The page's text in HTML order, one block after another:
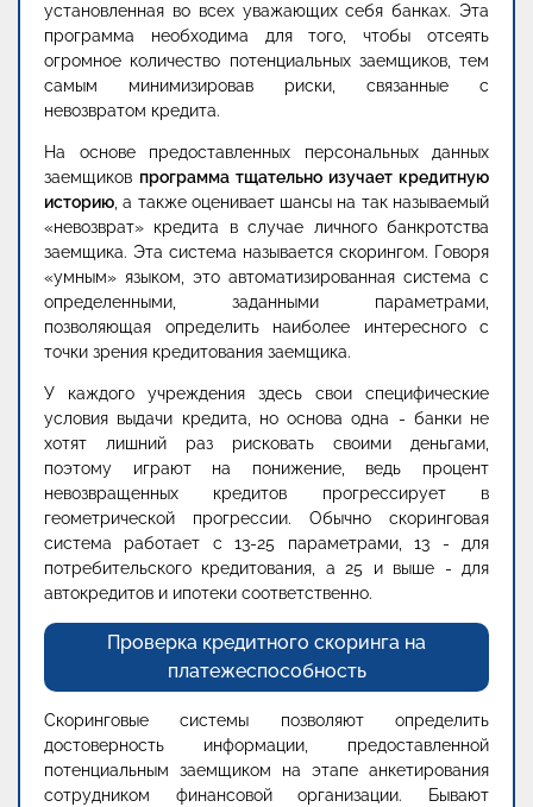
установленная во всех уважающих себя банках. Эта
программа необходима для того, чтобы отсеять
огромное количество потенциальных заемщиков, тем
самым минимизировав риски, связанные с
невозвратом кредита.
На основе предоставленных персональных данных
заемщиков программа тщательно изучает кредитную
историю, а также оценивает шансы на так называемый
«невозврат» кредита в случае личного банкротства
заемщика. Эта система называется скорингом. Говоря
«умным» языком, это автоматизированная система с
определенными, заданными параметрами,
позволяющая определить наиболее интересного с
точки зрения кредитования заемщика.
У каждого учреждения здесь свои специфические
условия выдачи кредита, но основа одна - банки не
хотят лишний раз рисковать своими деньгами,
поэтому играют на понижение, ведь процент
невозвращенных кредитов прогрессирует в
геометрической прогрессии. Обычно скоринговая
система работает с 13-25 параметрами, 13 - для
потребительского кредитования, а 25 и выше - для
автокредитов и ипотеки соответственно.
Проверка кредитного скоринга на
платежеспособность
Скоринговые системы позволяют определить
достоверность информации, предоставленной
потенциальным заемщиком на этапе анкетирования
сотрудником финансовой организации. Бывают